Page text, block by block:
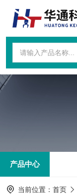
产品中心
当前位置： 首页